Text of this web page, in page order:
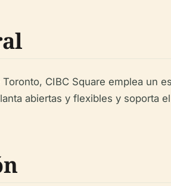
CIBC Square emplea un
abiertas y flexibles y soporta